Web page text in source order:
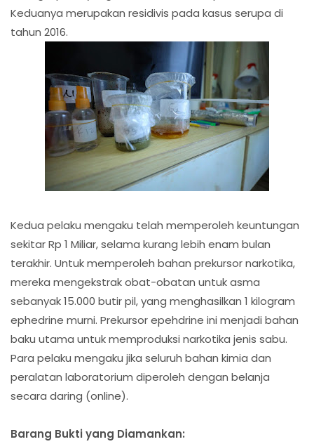
Keduanya merupakan residivis pada kasus serupa di
tahun 2016.
Kedua pelaku mengaku telah memperoleh keuntungan
sekitar Rp 1 Miliar, selama kurang lebih enam bulan
terakhir. Untuk memperoleh bahan prekursor narkotika,
mereka mengekstrak obat-obatan untuk asma
sebanyak 15.000 butir pil, yang menghasilkan 1 kilogram
ephedrine murni. Prekursor epehdrine ini menjadi bahan
baku utama untuk memproduksi narkotika jenis sabu.
Para pelaku mengaku jika seluruh bahan kimia dan
peralatan laboratorium diperoleh dengan belanja
secara daring (online).
Barang Bukti yang Diamankan: